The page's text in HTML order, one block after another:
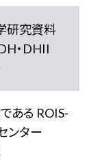
研究資料
・DHII
ある ROIS-
ンター